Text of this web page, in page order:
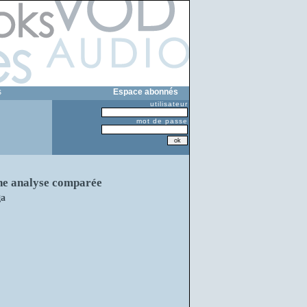
Espace abonnés
utilisateur
mot de passe
analyse comparée